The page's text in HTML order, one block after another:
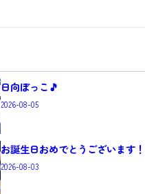
日向ぼっこ🎵
2026-08-05
お誕生日おめでとうございます！
2026-08-03